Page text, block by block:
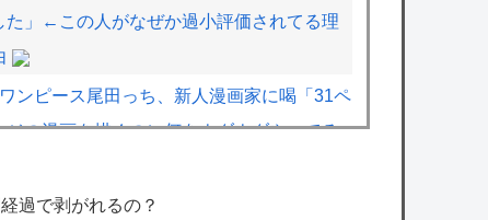
た」←この人がなぜか過小評価されてる理
ワンピース尾田っち、新人漫画家に喝「31ペ
ジの漫画を描くのに何をウダウダやってる
【画像】漫画家・桂正和、最新のパンツ＆お
過で剥がれるの？